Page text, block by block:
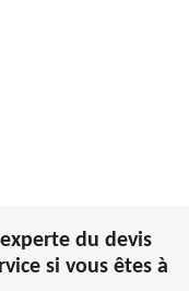
du devis
si vous êtes à